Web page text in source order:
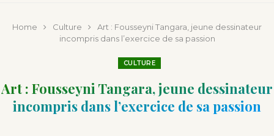
Home Culture
Art : Fousseyni Tangara, jeune dessinateur
incompris dans l’exercice de sa passion
CULTURE
Art : Fousseyni Tangara, jeune dessinateur
incompris dans l’exercice de sa passion